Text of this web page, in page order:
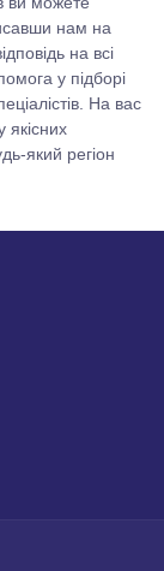
нам на
на всі
у підборі
На вас
якісних
який регіон